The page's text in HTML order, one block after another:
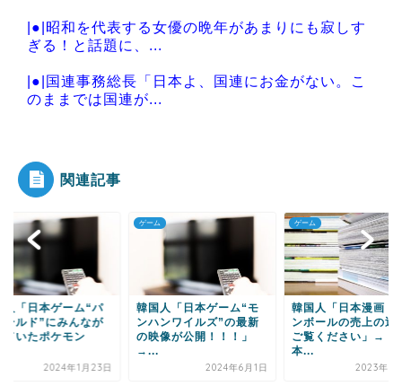
|●|昭和を代表する女優の晩年があまりにも寂しす
ぎる！と話題に、...
|●|国連事務総長「日本よ、国連にお金がない。こ
のままでは国連が...
Powered by livedoor 相互RSS
関連記事
人「日本ゲーム“モ
ンワイルズ”の最新
像が公開！！！」
2024年6月1日
ゲーム
韓国人「日本漫画ドラゴ
ンボールの売上の近況を
ご覧ください」→「日
本...
2023年7月17日
ゲーム
韓国人「映画マリオ
ナ雪2を抜いてアニ
画史上最高のオープ
ン...
2023年4